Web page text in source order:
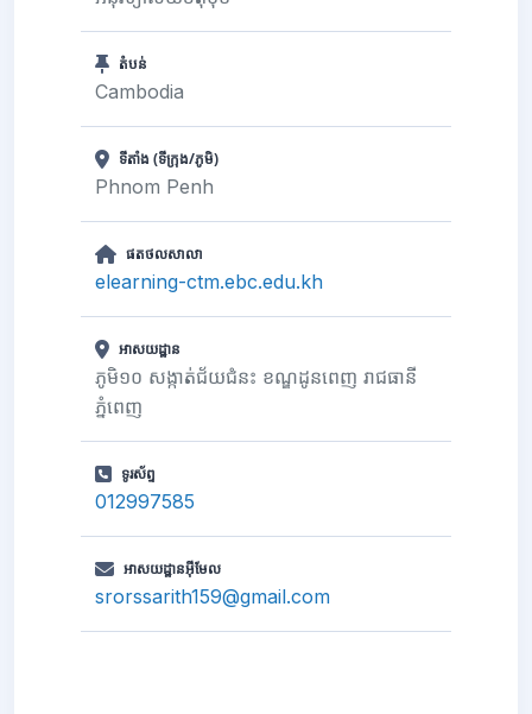
តំបន់
Cambodia
ទីតាំង (ទីក្រុង/ភូមិ)
Phnom Penh
ផតថលសាលា
elearning-ctm.ebc.edu.kh
អាសយដ្ឋាន
ភូមិ១០ សង្កាត់ជ័យជំនះ ខណ្ឌដូនពេញ រាជធានី
ភ្នំពេញ
ទូរស័ព្ទ
012997585
អាសយដ្ឋានអ៊ីមែល
srorssarith159@gmail.com